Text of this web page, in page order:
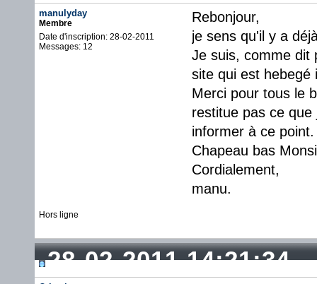
manulyday
Membre
Date d'inscription: 28-02-2011
Messages: 12
Rebonjour,
je sens qu'il y a
Je suis, comme dit
site qui est hebegé
Merci pour tous le
restitue pas ce
informer à ce point.
Chapeau bas
Cordialement,
manu.
Hors ligne
28-02-2011 14:21:34